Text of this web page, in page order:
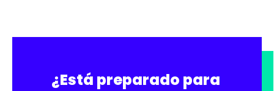
¿Está preparado para